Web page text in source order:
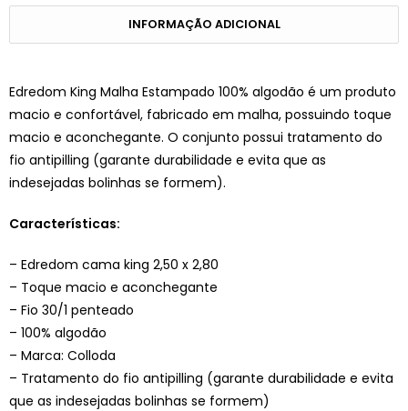
INFORMAÇÃO ADICIONAL
Edredom King Malha Estampado 100% algodão é um produto
macio e confortável, fabricado em malha, possuindo toque
macio e aconchegante. O conjunto possui tratamento do
fio antipilling (garante durabilidade e evita que as
indesejadas bolinhas se formem).
Características:
– Edredom cama king 2,50 x 2,80
– Toque macio e aconchegante
– Fio 30/1 penteado
– 100% algodão
– Marca: Colloda
– Tratamento do fio antipilling (garante durabilidade e evita
que as indesejadas bolinhas se formem)